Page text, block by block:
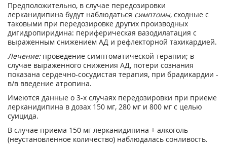
Предположительно, в случае передозировки
лерканидипина будут наблюдаться симптомы, сходные с
таковыми при передозировке других производных
дигидропиридина: периферическая вазодилатация с
выраженным снижением АД и рефлекторной тахикардией.
Лечение:проведение симптоматической терапии; в
случае выраженного снижения АД, потери сознания
показана сердечно-сосудистая терапия, при брадикардии -
в/в введение атропина.
Имеются данные о 3-х случаях передозировки при приеме
лерканидипина в дозах 150 мг, 280 мг и 800 мг с целью
суицида.
В случае приема 150 мг лерканидипина + алкоголь
(неустановленное количество) наблюдалась сонливость.